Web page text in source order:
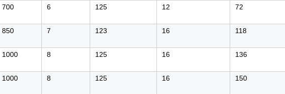
700 6 125 12 72
850 7 123 16 118
1000 8 125 16 136
1000 8 125 16 150